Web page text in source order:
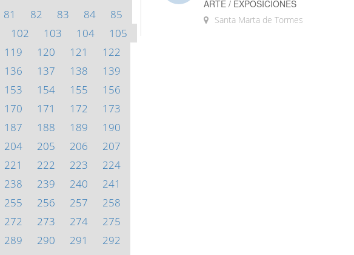
81 82 83 84
85
102 103 104
105
119 120 121
122
136 137 138
139
153 154 155
156
170 171 172
173
187 188 189
190
204 205 206
207
221 222 223
224
238 239 240
241
255 256 257
258
272 273 274
275
289 290 291
292
ARTE / EXPOSICIONES
Santa Marta de Tormes